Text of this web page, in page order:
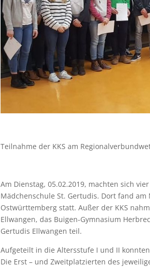
Teilnahme der KKS am
Am Dienstag, 05.02.2019, machten sich
Mädchenschule St. Gertudis. Dort fand
Ostwürttemberg statt. Außer der KKS
Ellwangen, das Buigen-Gymnasium
Gertudis Ellwangen teil.
Aufgeteilt in die Altersstufe I und II
Die Erst – und Zweitplatzierten des